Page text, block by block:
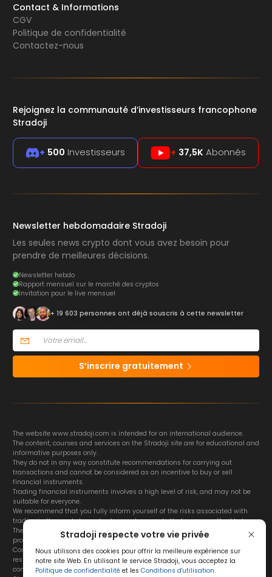
Stradoji respecte votre vie privée
Nous utilisons des cookies pour offrir la meilleure expérience sur
notre site Web. En utilisant le service Stradoji, vous acceptez la
Politique de confidentialité et les Conditions d'utilisation.
Contact & Informations
CGV
Politique de confidentialité
Contactez-nous
Rejoignez la communauté d’investisseurs francophone
Stradoji
+ 500 Investisseurs + 37,5K Abonnés
Newsletter hebdomadaire Stradoji
Les seules news crypto dont vous avez besoin pour
prendre de meilleures décisions.
Newsletter hebdo
Rapport mensuel sur le marché des cryptos
Invitation pour le live mensuel
+ 19 603 personnes ont déjà souscris à cette newsletter
S’inscrire gratuitement
The website www.stradoji.com is intended for an international audience.
The content, courses and services on the Stradoji site are for educational and
informative purposes only.
They do not in any way constitute recommendations for carrying out
transactions and cannot be considered as an incentive to buy or sell
financial instruments.
Trading financial instruments involves a high level of risk, and may not be
suitable for everyone.
We recommend that you fully inform yourself of the risks associated with
trading in the markets, and only invest amounts that you can afford to lose.
The Stradoji site does not guarantee the results or the performance of
products based on the information contained on its site and its servers.
Consequently, the Stradoji site and its publishing company decline all
responsibility in the use that may be made of this information and the
consequences that may result therefrom.